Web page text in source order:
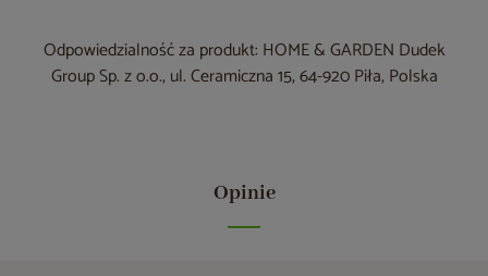
Odpowiedzialność za produkt: HOME & GARDEN Dudek
Group Sp. z o.o., ul. Ceramiczna 15, 64-920 Piła, Polska
Opinie